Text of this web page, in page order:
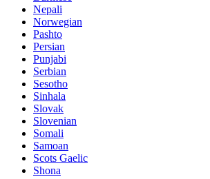
Nepali
Norwegian
Pashto
Persian
Punjabi
Serbian
Sesotho
Sinhala
Slovak
Slovenian
Somali
Samoan
Scots Gaelic
Shona